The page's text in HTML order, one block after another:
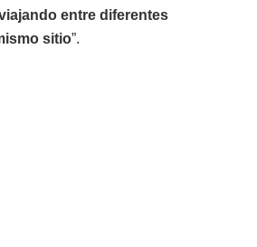
entre diferentes
sitio”.